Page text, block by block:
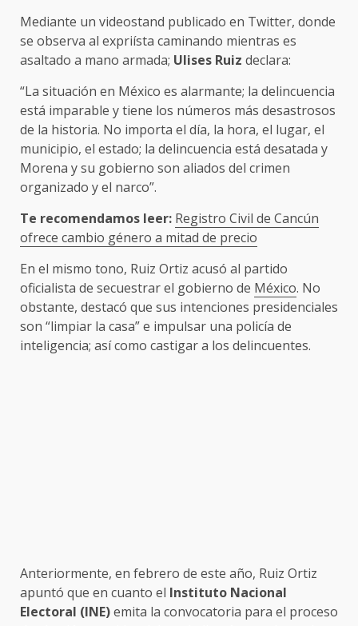
Mediante un videostand publicado en Twitter, donde
se observa al expriísta caminando mientras es
asaltado a mano armada; Ulises Ruiz declara:
“La situación en México es alarmante; la delincuencia
está imparable y tiene los números más desastrosos
de la historia. No importa el día, la hora, el lugar, el
municipio, el estado; la delincuencia está desatada y
Morena y su gobierno son aliados del crimen
organizado y el narco”.
Te recomendamos leer: Registro Civil de Cancún
ofrece cambio género a mitad de precio
En el mismo tono, Ruiz Ortiz acusó al partido
oficialista de secuestrar el gobierno de México. No
obstante, destacó que sus intenciones presidenciales
son “limpiar la casa” e impulsar una policía de
inteligencia; así como castigar a los delincuentes.
Anteriormente, en febrero de este año, Ruiz Ortiz
apuntó que en cuanto el Instituto Nacional
Electoral (INE)emita la convocatoria para el proceso